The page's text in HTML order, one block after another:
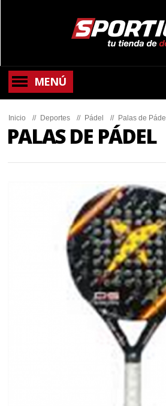
MENÚ
Inicio // Deportes // Pádel // Palas de Pádel
PALAS DE PÁDEL